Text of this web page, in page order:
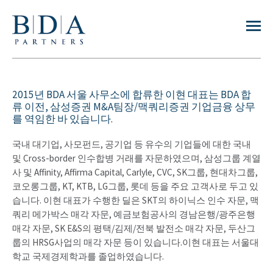
2015년 BDA 서울 사무소에 합류한 이현 대표는 BDA 합
류 이전, 삼성증권 M&A팀장/맥쿼리증권 기업금융 상무
를 역임한 바 있습니다.
국내 대기업, 사모펀드, 공기업 등 유수의 기업들에 대한 국내
및 Cross-border 인수합병 거래를 자문하였으며, 삼성그룹 계열
사 및 Affinity, Affirma Capital, Carlyle, CVC, SK그룹, 현대차그룹,
코오롱그룹, KT, KTB, LG그룹, 롯데 등을 주요 고객사로 두고 있
습니다. 이현 대표가 수행한 딜은 SKT의 하이닉스 인수 자문, 맥
쿼리 메가박스 매각 자문, 예금보험공사의 경남은행/광주은행
매각 자문, SK E&S의 평택/김제/전북 발전소 매각 자문, 두산그
룹의 HRSG사업의 매각 자문 등이 있습니다.이현 대표는 서울대
학교 국제경제학과를 졸업하였습니다.